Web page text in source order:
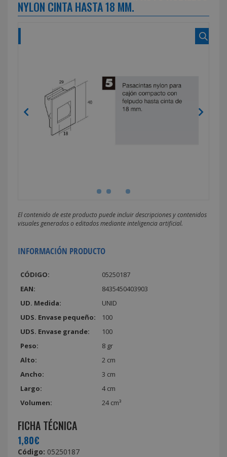
NYLON CINTA HASTA 18 MM.
El contenido de este producto puede incluir descripciones y contenidos
visuales generados o editados mediante inteligencia artificial.
INFORMACIÓN PRODUCTO
CÓDIGO:
05250187
EAN:
8435450403903
UD. Medida:
UNID
UDS. Envase pequeño:
100
UDS. Envase grande:
100
Peso:
8 gr
Alto:
2 cm
Ancho:
3 cm
Largo:
4 cm
Volumen:
24 cm³
FICHA TÉCNICA
1,80€
Código: 05250187